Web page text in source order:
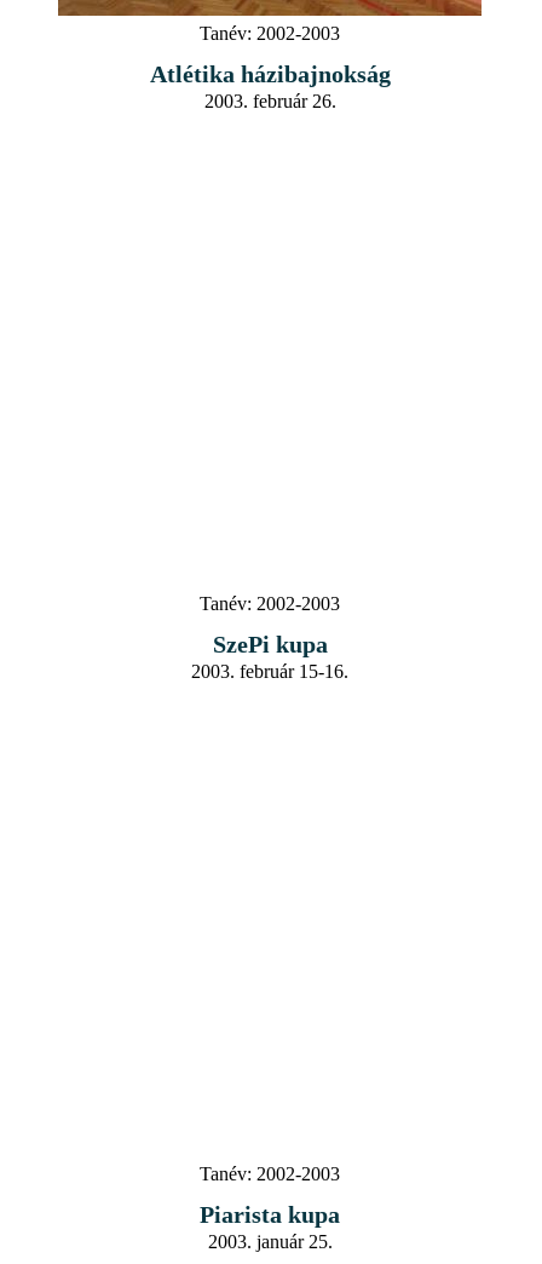
Tanév: 2002-2003
Atlétika házibajnokság
2003. február 26.
Tanév: 2002-2003
SzePi kupa
2003. február 15-16.
Tanév: 2002-2003
Piarista kupa
2003. január 25.